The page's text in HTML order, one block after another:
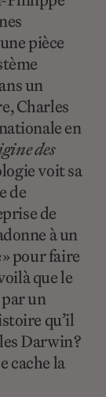
pièce
un
Charles
en
des
voit sa
de
de
à un
pour faire
que le
un
qu’il
Darwin ?
cache la